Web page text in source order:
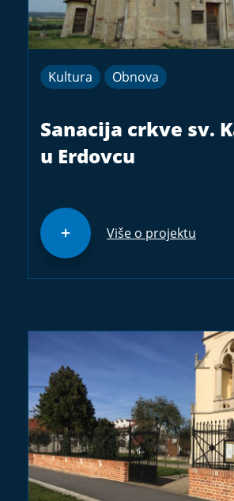
Kultura Obnova
Sanacija crkve sv.
u Erdovcu
Više o projektu